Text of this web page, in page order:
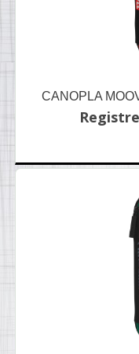
CANOPLA